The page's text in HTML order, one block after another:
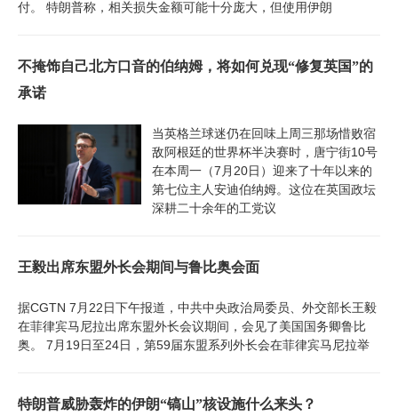
付。 特朗普称，相关损失金额可能十分庞大，但使用伊朗
不掩饰自己北方口音的伯纳姆，将如何兑现“修复英国”的
承诺
当英格兰球迷仍在回味上周三那场惜败宿
敌阿根廷的世界杯半决赛时，唐宁街10号
在本周一（7月20日）迎来了十年以来的
第七位主人安迪伯纳姆。这位在英国政坛
深耕二十余年的工党议
王毅出席东盟外长会期间与鲁比奥会面
据CGTN 7月22日下午报道，中共中央政治局委员、外交部长王毅
在菲律宾马尼拉出席东盟外长会议期间，会见了美国国务卿鲁比
奥。 7月19日至24日，第59届东盟系列外长会在菲律宾马尼拉举
特朗普威胁轰炸的伊朗“镐山”核设施什么来头？